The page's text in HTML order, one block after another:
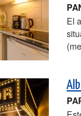
El